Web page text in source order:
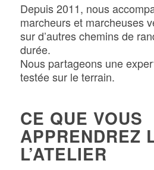
Depuis 2011, nous
marcheurs et marcheuses
sur d’autres chemins de
durée.
Nous partageons une
testée sur le terrain.
CE QUE VOUS
APPRENDREZ
L’ATELIER